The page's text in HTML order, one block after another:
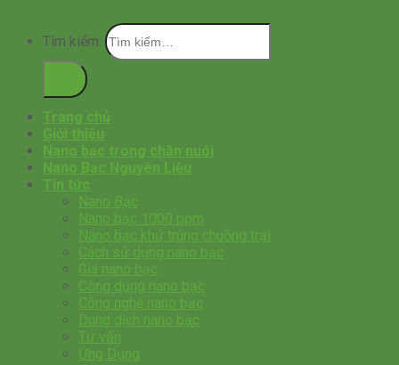
Tìm kiếm:
Trang chủ
Giới thiệu
Nano bạc trong chăn nuôi
Nano Bạc Nguyên Liệu
Tin tức
Nano Bạc
Nano bạc 1000 ppm
Nano bạc khử trùng chuồng trại
Cách sử dụng nano bạc
Giá nano bạc
Công dụng nano bạc
Công nghệ nano bạc
Dung dịch nano bạc
Tư vấn
Ứng Dụng